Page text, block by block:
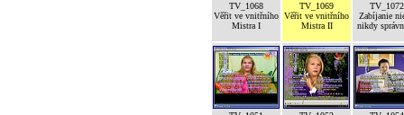
TV_1068
Věřit ve vnitřního
Mistra I
TV_1069
Věřit ve vnitřního
Mistra II
TV_1072
Zabíjanie
nikdy